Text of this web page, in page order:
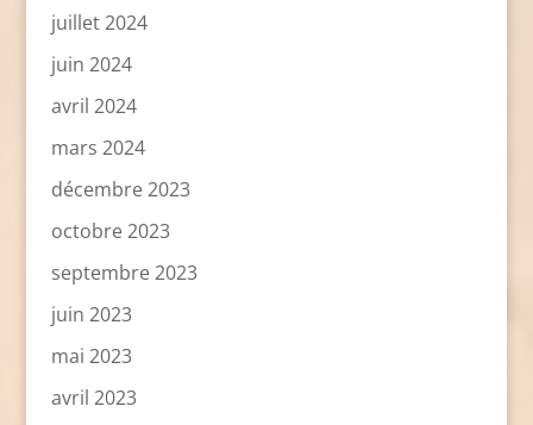
juillet 2024
juin 2024
avril 2024
mars 2024
décembre 2023
octobre 2023
septembre 2023
juin 2023
mai 2023
avril 2023